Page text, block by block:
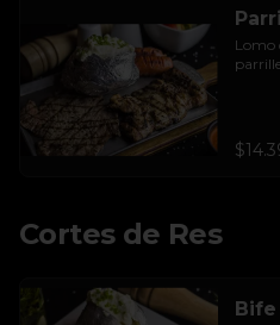
Lomo
Cortes de Res